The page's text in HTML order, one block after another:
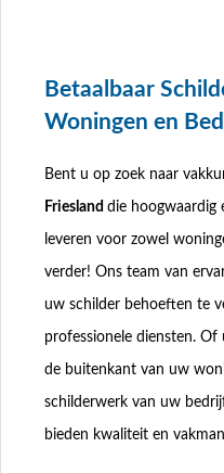
Betaalbaar
Woningen en
Bent u op zoek naar
Friesland die hoogwaardig
leveren voor zowel
verder! Ons team van
uw schilder behoeften te
professionele diensten.
de buitenkant van uw
schilderwerk van uw
bieden kwaliteit en